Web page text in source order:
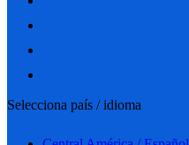
Selecciona país / idioma